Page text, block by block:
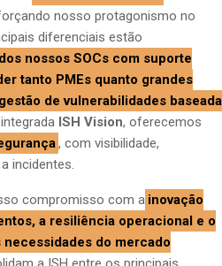
nosso protagonismo no
diferenciais estão
nossos SOCs com suporte
tanto PMEs quanto grandes
de vulnerabilidades baseada
ISH Vision, oferecemos
, com visibilidade,
incidentes.
compromisso com a inovação
a resiliência operacional e o
do mercado